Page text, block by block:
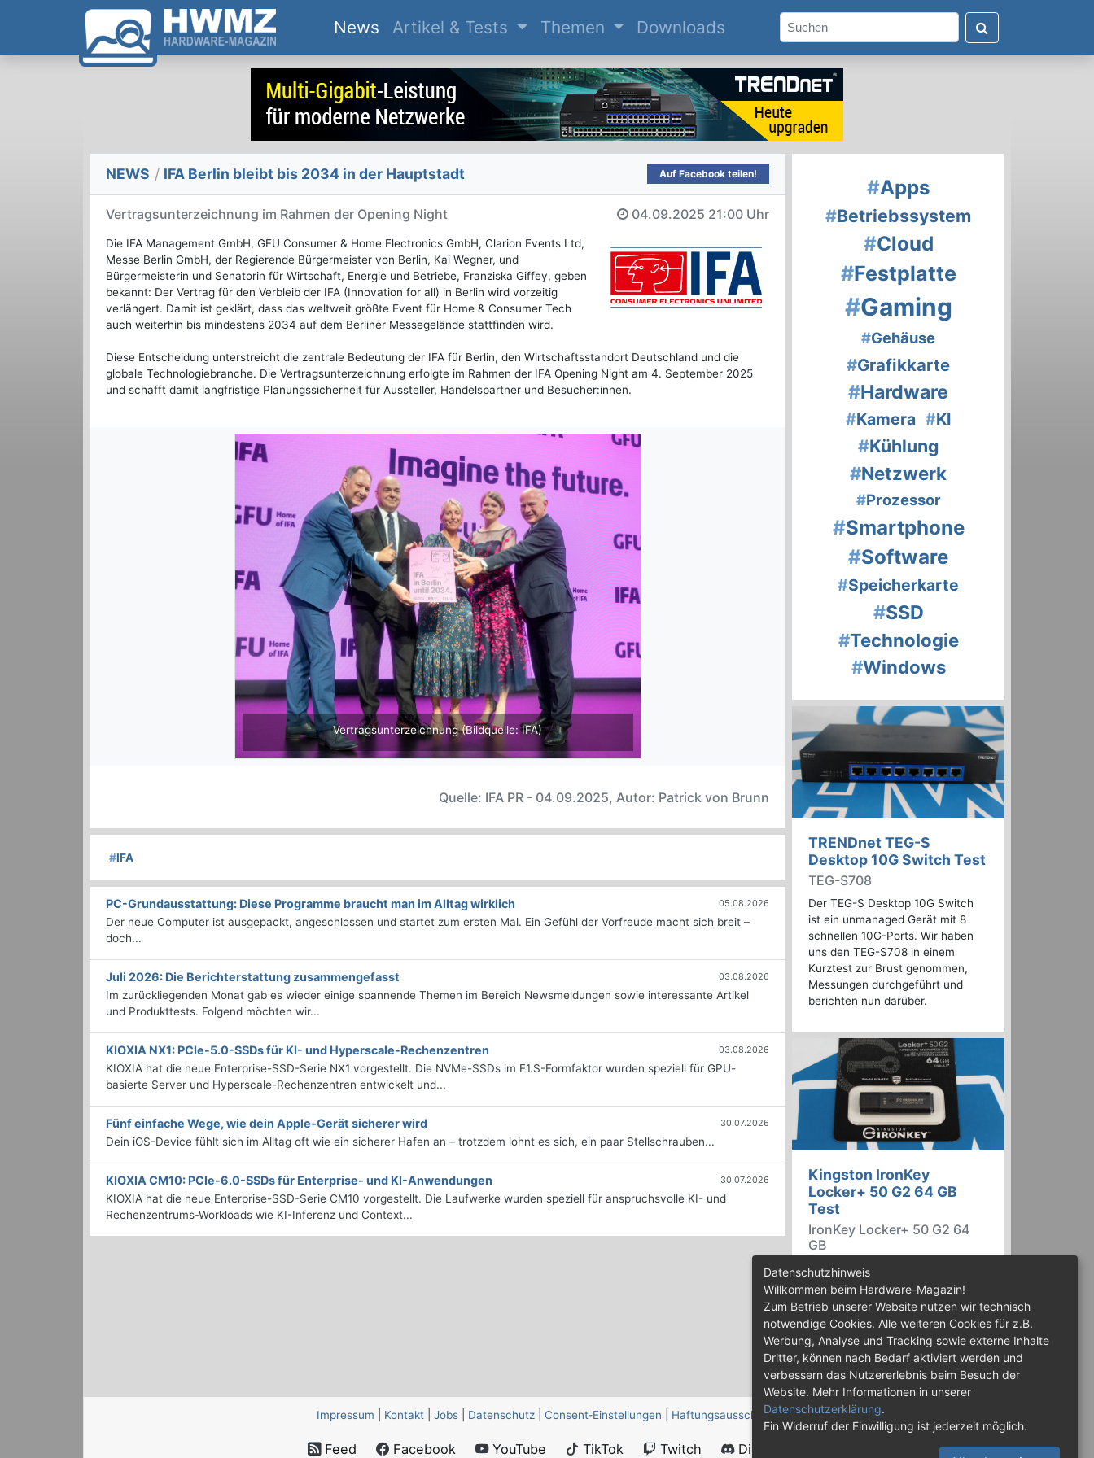
News(current)
Artikel & Tests Themen Downloads
NEWS / IFA Berlin bleibt bis 2034 in der Hauptstadt Auf Facebook teilen!
Vertragsunterzeichnung im Rahmen der Opening Night 04.09.2025 21:00 Uhr
Die IFA Management GmbH, GFU Consumer & Home Electronics GmbH, Clarion Events Ltd,
Messe Berlin GmbH, der Regierende Bürgermeister von Berlin, Kai Wegner, und
Bürgermeisterin und Senatorin für Wirtschaft, Energie und Betriebe, Franziska Giffey, geben
bekannt: Der Vertrag für den Verbleib der IFA (Innovation for all) in Berlin wird vorzeitig
verlängert. Damit ist geklärt, dass das weltweit größte Event für Home & Consumer Tech
auch weiterhin bis mindestens 2034 auf dem Berliner Messegelände stattfinden wird.
Diese Entscheidung unterstreicht die zentrale Bedeutung der IFA für Berlin, den Wirtschaftsstandort Deutschland und die
globale Technologiebranche. Die Vertragsunterzeichnung erfolgte im Rahmen der IFA Opening Night am 4. September 2025
und schafft damit langfristige Planungssicherheit für Aussteller, Handelspartner und Besucher:innen.
Vertragsunterzeichnung (Bildquelle: IFA)
Quelle: IFA PR - 04.09.2025, Autor: Patrick von Brunn
#IFA
PC-Grundausstattung: Diese Programme braucht man im Alltag wirklich 05.08.2026
Der neue Computer ist ausgepackt, angeschlossen und startet zum ersten Mal. Ein Gefühl der Vorfreude macht sich breit –
doch...
Juli 2026: Die Bericht­erstattung zusammengefasst 03.08.2026
Im zurückliegenden Monat gab es wieder einige spannende Themen im Bereich Newsmeldungen sowie interessante Artikel
und Produkttests. Folgend möchten wir...
KIOXIA NX1: PCIe-5.0-SSDs für KI- und Hyperscale-Rechenzentren 03.08.2026
KIOXIA hat die neue Enterprise-SSD-Serie NX1 vorgestellt. Die NVMe-SSDs im E1.S-Formfaktor wurden speziell für GPU-
basierte Server und Hyperscale-Rechenzentren entwickelt und...
Fünf einfache Wege, wie dein Apple-Gerät sicherer wird 30.07.2026
Dein iOS-Device fühlt sich im Alltag oft wie ein sicherer Hafen an – trotzdem lohnt es sich, ein paar Stellschrauben...
KIOXIA CM10: PCIe-6.0-SSDs für Enterprise- und KI-Anwendungen 30.07.2026
KIOXIA hat die neue Enterprise-SSD-Serie CM10 vorgestellt. Die Laufwerke wurden speziell für anspruchsvolle KI- und
Rechenzentrums-Workloads wie KI-Inferenz und Context...
#Apps
#Betriebssystem
#Cloud
#Festplatte
#Gaming
#Gehäuse
#Grafikkarte
#Hardware
#Kamera #KI
#Kühlung
#Netzwerk
#Prozessor
#Smartphone
#Software
#Speicherkarte
#SSD
#Technologie
#Windows
TRENDnet TEG-S
Desktop 10G Switch Test
TEG-S708
Der TEG-S Desktop 10G Switch
ist ein unmanaged Gerät mit 8
schnellen 10G-Ports. Wir haben
uns den TEG-S708 in einem
Kurztest zur Brust genommen,
Messungen durchgeführt und
berichten nun darüber.
Kingston IronKey
Locker+ 50 G2 64 GB
Test
IronKey Locker+ 50 G2 64
GB
Der IronKey Locker+ 50 G2 von
Kingston ist ein USB-
Flashspeicher mit 256 Bit starker
AES-HW-Verschlüsselung im XTS-
Modus. Wir haben das 64-GB-
Modell im Praxistest genauer
begutachtet.
Impressum Kontakt Jobs Datenschutz Consent‑Einstellungen Haftungsausschluss
Feed Facebook YouTube TikTok Twitch Discord
Datenschutzhinweis
Willkommen beim Hardware-Magazin!
Zum Betrieb unserer Website nutzen wir technisch
notwendige Cookies. Alle weiteren Cookies für z.B.
Werbung, Analyse und Tracking sowie externe Inhalte
Dritter, können nach Bedarf aktiviert werden und
verbessern das Nutzererlebnis beim Besuch der
Website. Mehr Informationen in unserer
Datenschutzerklärung.
Ein Widerruf der Einwilligung ist jederzeit möglich.